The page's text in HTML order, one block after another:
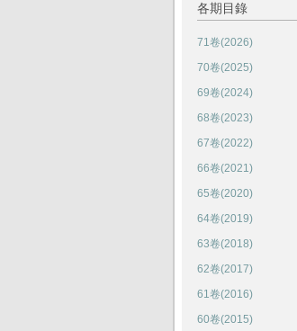
各期目錄
71卷(2026)
70卷(2025)
69卷(2024)
68卷(2023)
67卷(2022)
66卷(2021)
65卷(2020)
64卷(2019)
63卷(2018)
62卷(2017)
61卷(2016)
60卷(2015)